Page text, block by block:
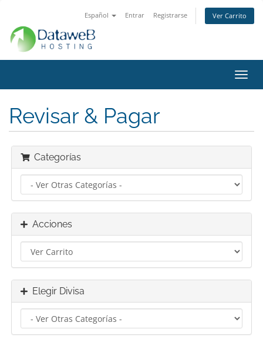
Español Entrar Registrarse Ver Carrito
Revisar & Pagar
Categorías
Acciones
Elegir Divisa